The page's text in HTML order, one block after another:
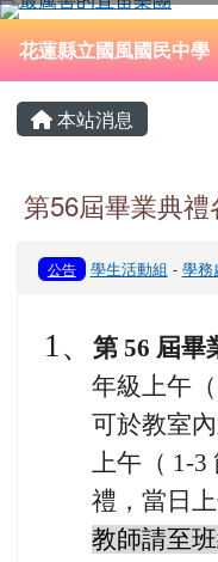
跳至主內容區
花蓮縣立國
導覽列
花蓮縣立國風國民中學
主內容區域
本站消息
第56屆畢業典
公告 學生活動組 - 學務
1、 第 56 屆畢
年級上午
可於教室
上午（ 1-3
禮，當日
教師請至
頁尾區域